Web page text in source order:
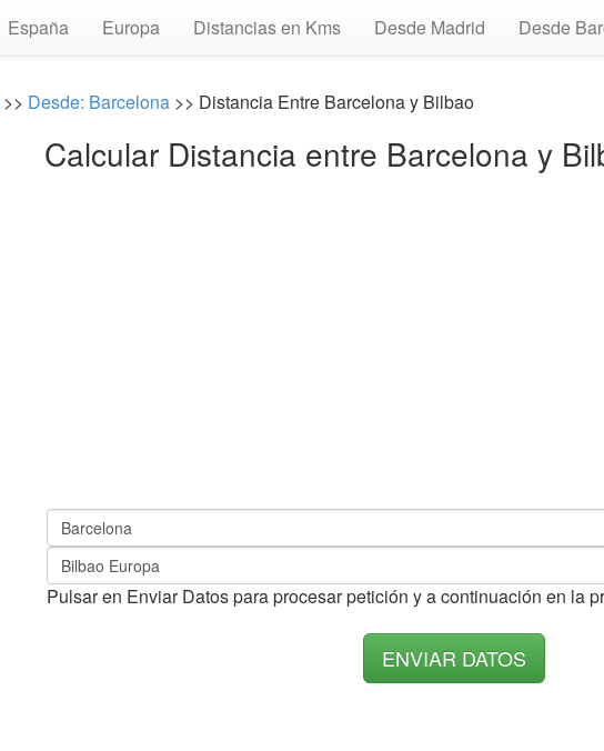
España Europa Distancias en Kms Desde Madrid Desde
>> Desde: Barcelona >> Distancia Entre Barcelona y Bilbao
Calcular Distancia entre Barcelona y
Pulsar en Enviar Datos para procesar petición y a continuación en la